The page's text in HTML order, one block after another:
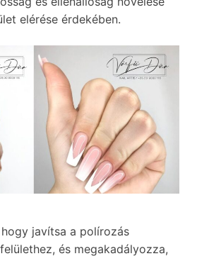
elérése érdekében.
javítsa a polírozás
és megakadályozza,